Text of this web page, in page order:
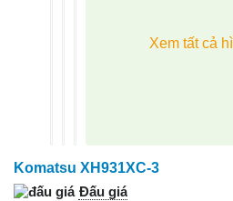
Komatsu XH931XC-3
Đấu giá